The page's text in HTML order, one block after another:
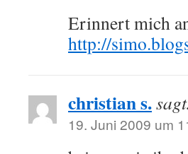
Erinnert mich
http://
christian s.
19. Juni 2009 um